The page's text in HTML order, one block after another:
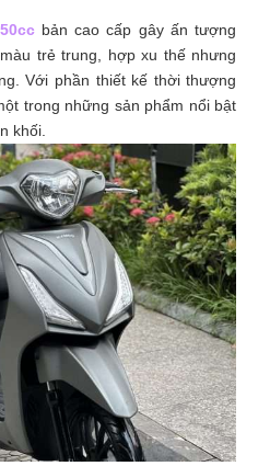
bản cao cấp gây ấn tượng
trẻ trung, hợp xu thế nhưng
Với phần thiết kế thời thượng
trong những sản phẩm nổi bật
khối.